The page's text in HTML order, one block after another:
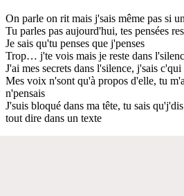
On parle on rit mais j'sais même pas si
Tu parles pas aujourd'hui, tes pensées
Je sais qu'tu penses que j'penses
Trop… j'te vois mais je reste dans
J'ai mes secrets dans l'silence, j'sais
Mes voix n'sont qu'à propos d'elle, tu
n'pensais
J'suis bloqué dans ma tête, tu sais
tout dire dans un texte